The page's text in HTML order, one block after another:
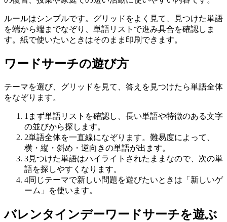
ルールはシンプルです。グリッドをよく見て、見つけた単語
を端から端までなぞり、単語リストで進み具合を確認しま
す。紙で使いたいときはそのまま印刷できます。
ワードサーチの遊び方
テーマを選び、グリッドを見て、答えを見つけたら単語全体
をなぞります。
1 まず単語リストを確認し、長い単語や特徴のある文字
の並びから探します。
2単語全体を一直線になぞります。難易度によって、
横・縦・斜め・逆向きの単語が出ます。
3見つけた単語はハイライトされたままなので、次の単
語を探しやすくなります。
4同じテーマで新しい問題を遊びたいときは「新しいゲ
ーム」を使います。
バレンタインデーワードサーチを遊ぶ